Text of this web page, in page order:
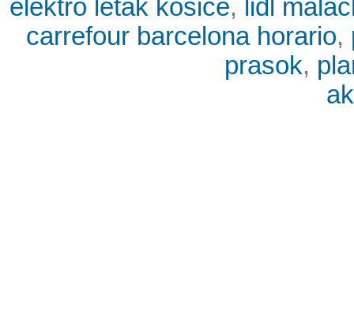
elektro letak kosice, lidl
carrefour barcelona horario,
prasok,